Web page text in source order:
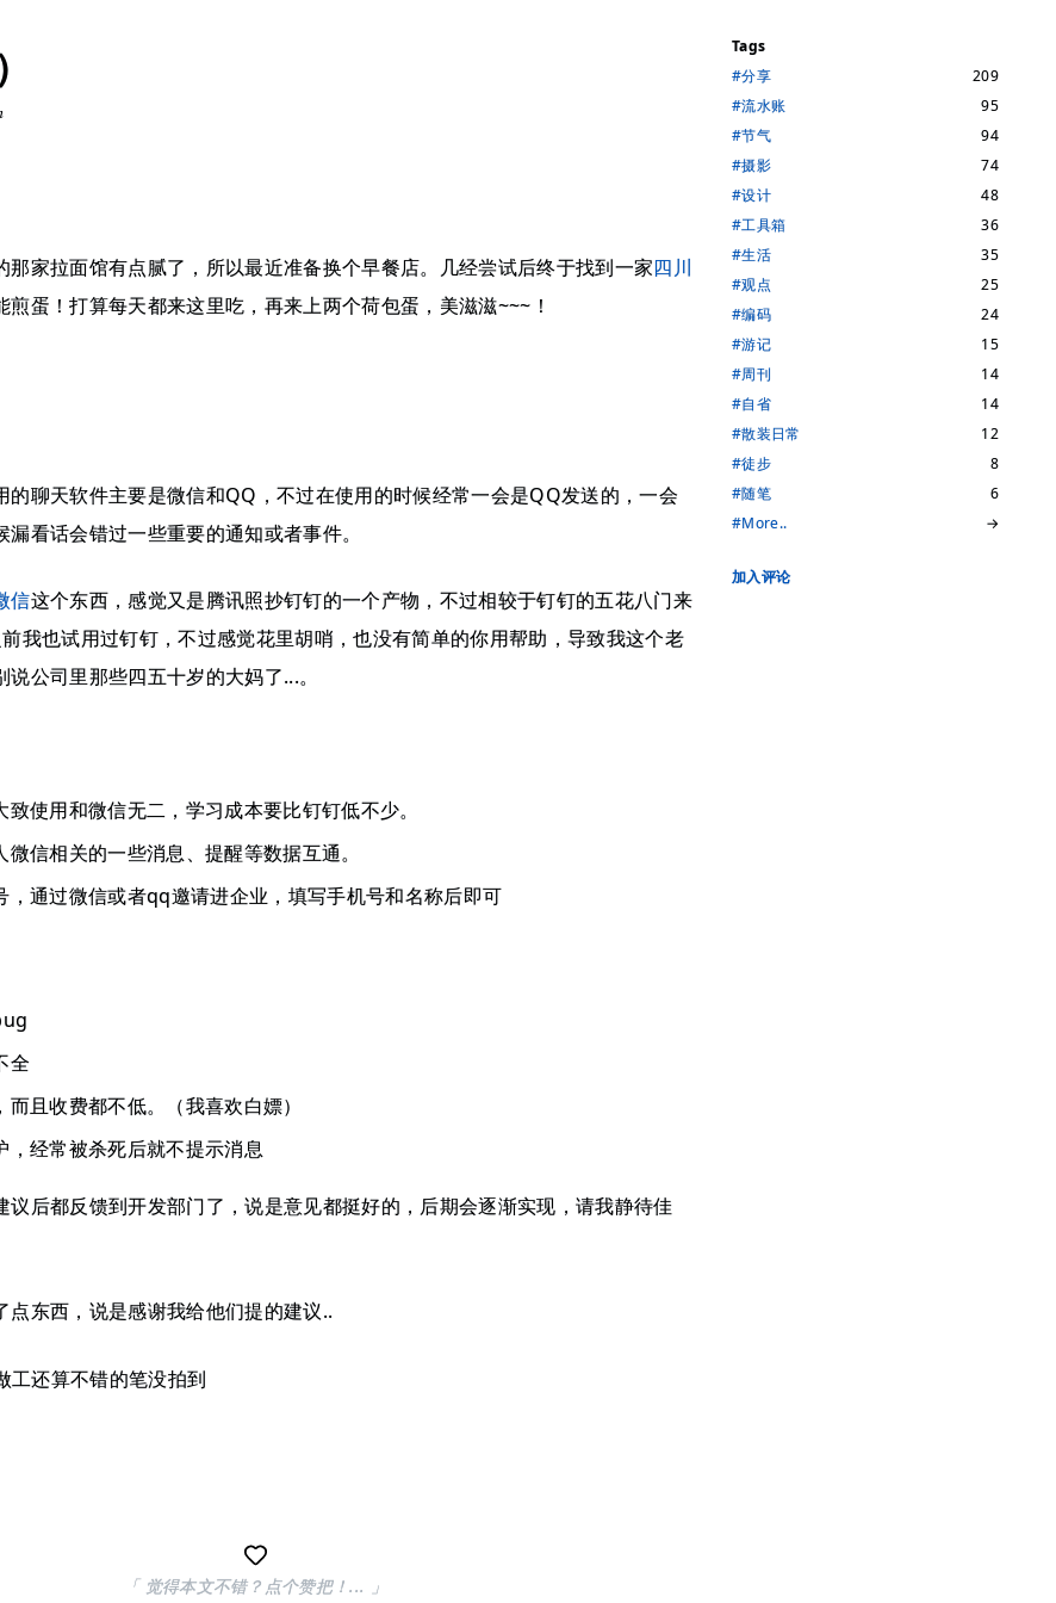
那家拉面馆有点腻了，所以最近准备换个早餐店。几经尝试后终于找到一家四川
煎蛋！打算每天都来这里吃，再来上两个荷包蛋，美滋滋~~~！
的聊天软件主要是微信和QQ，不过在使用的时候经常一会是QQ发送的，一会
看话会错过一些重要的通知或者事件。
信这个东西，感觉又是腾讯照抄钉钉的一个产物，不过相较于钉钉的五花八门来
我也试用过钉钉，不过感觉花里胡哨，也没有简单的你用帮助，导致我这个老
公司里那些四五十岁的大妈了...。
使用和微信无二，学习成本要比钉钉低不少。
信相关的一些消息、提醒等数据互通。
，通过微信或者qq邀请进企业，填写手机号和名称后即可
全
且收费都不低。（我喜欢白嫖）
，经常被杀死后就不提示消息
议后都反馈到开发部门了，说是意见都挺好的，后期会逐渐实现，请我静待佳
点东西，说是感谢我给他们提的建议..
「 觉得本文不错？点个赞把！... 」
Tags
#分享
209
#流水账
95
#节气
94
#摄影
74
#设计
48
#工具箱
36
#生活
35
#观点
25
#编码
24
#游记
15
#周刊
14
#自省
14
#散装日常
12
#徒步
8
#随笔
6
#More..
→
加入评论